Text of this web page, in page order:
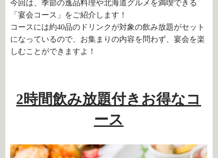
今回は、季節の逸品料理や北海道グルメを満喫できる
「宴会コース」をご紹介します！
コースには約40品のドリンクが対象の飲み放題がセット
になっているので、お集まりの内容を問わず、宴会を楽
しむことができますよ！
2時間飲み放題付きお得なコ
ース